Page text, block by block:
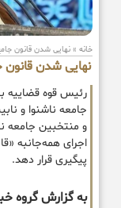
خانه » نهایی شدن قانون
نهایی شدن قانون
رئیس قوه قضاییه
جامعه ناشنوا و
و منتخبین جامعه
اجرای همه‌جانبه
پیگیری قرار دهد.
به گزارش گروه